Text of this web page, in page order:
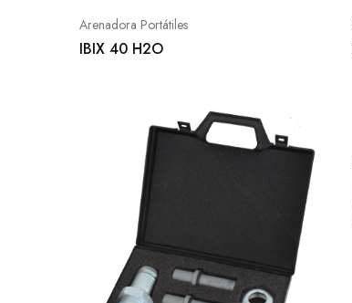
Arenadora Portátiles
IBIX 40 H2O